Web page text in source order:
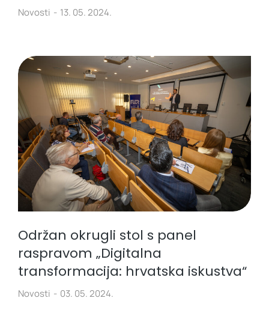
Novosti 13. 05. 2024.
Održan okrugli stol s panel
raspravom „Digitalna
transformacija: hrvatska iskustva“
Novosti 03. 05. 2024.